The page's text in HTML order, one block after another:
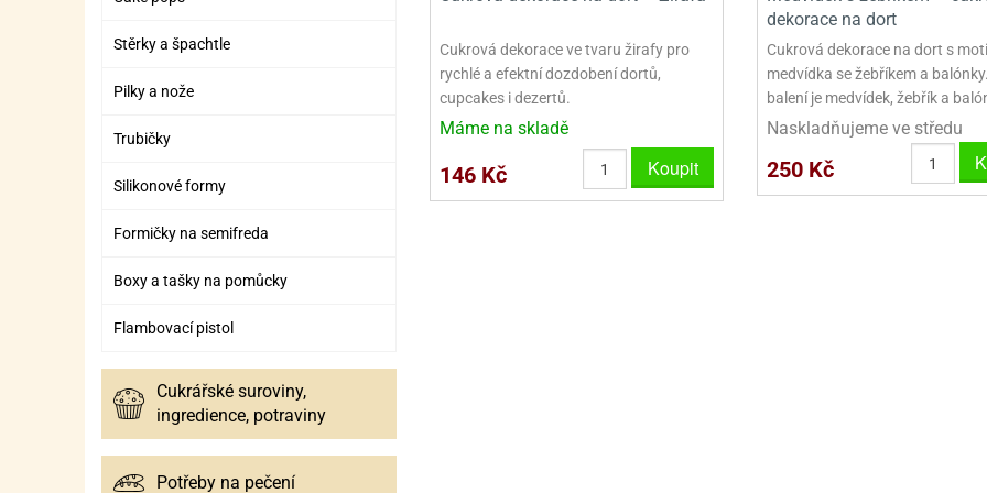
SUROVINY NA DONUTY
ŠLEHAČKY A SMETANY
ZMRZLINY
ŽELATINY
OSTATNÍ CUKRÁŘSKÉ SUROVINY
POLEVA V PECKÁCH
DRIP POLEVY
GRILÁŠ (GRILIÁŽ)
SUROVINY NA DONUTY
ŠLEHAČKY A SMETANYZTUŽOVAČE ŠLEHAČKY
ZMRZLINY
ŽELATINY
OSTATNÍ CUKRÁŘSKÉ SUROVINY
JEDLÉ CHLADÍCÍ SPREJE
VYKRAJOVÁTKA - VÁNOCE
VYKRAJOVÁTKA - VELIKONOCE
VYKRAJOVÁTKA - ZVÍŘATA
VYKRAJOVÁTKA - ROSTLINY
VYKRAJOVÁTKA - DOPRAVA
Stěrky a špachtle
Pilky a nože
Trubičky
Silikonové formy
Formičky na semifreda
Boxy a tašky na pomůcky
Flambovací pistol
Cukrářské suroviny,
ingredience, potraviny
Potřeby na pečení
Cukrová dekorace ve tvaru žirafy pro
rychlé a efektní dozdobení dortů,
cupcakes i dezertů.
Máme na skladě
146 Kč Koupit
dekorace na dort
Cukrová dekorace na dort s
medvídka se žebříkem a
balení je medvídek, žebřík a
Naskladňujeme ve středu
250 Kč